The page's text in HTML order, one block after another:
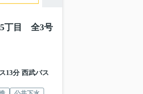
丁目 全3号
13分 西武バス